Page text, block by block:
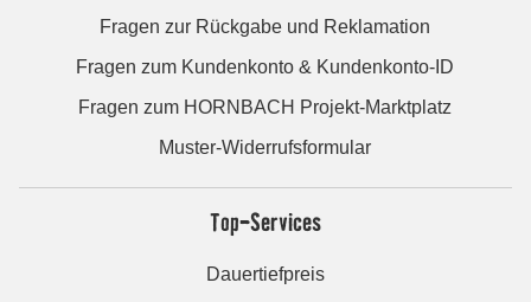
Fragen zur Rückgabe und Reklamation
Fragen zum Kundenkonto & Kundenkonto-ID
Fragen zum HORNBACH Projekt-Marktplatz
Muster-Widerrufsformular
Top-Services
Dauertiefpreis